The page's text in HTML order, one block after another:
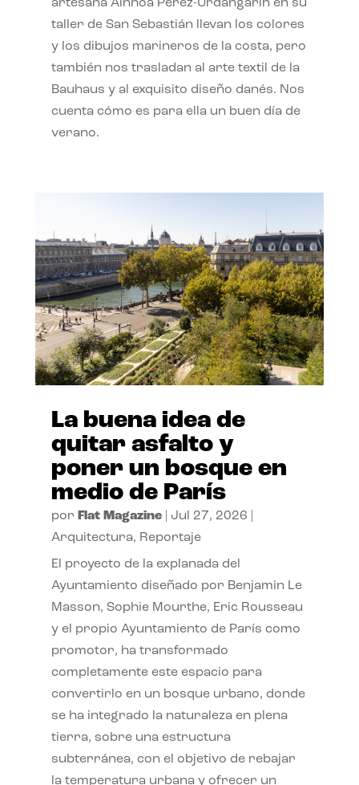
artesana Ainhoa Pérez-Urdangarín en su
taller de San Sebastián llevan los colores
y los dibujos marineros de la costa, pero
también nos trasladan al arte textil de la
Bauhaus y al exquisito diseño danés. Nos
cuenta cómo es para ella un buen día de
verano.
La buena idea de
quitar asfalto y
poner un bosque en
medio de París
por Flat Magazine| Jul 27, 2026
Arquitectura, Reportaje
El proyecto de la explanada del
Ayuntamiento diseñado por Benjamin Le
Masson, Sophie Mourthe, Eric Rousseau
y el propio Ayuntamiento de París como
promotor, ha transformado
completamente este espacio para
convertirlo en un bosque urbano, donde
se ha integrado la naturaleza en plena
tierra, sobre una estructura
subterránea, con el objetivo de rebajar
la temperatura urbana y ofrecer un